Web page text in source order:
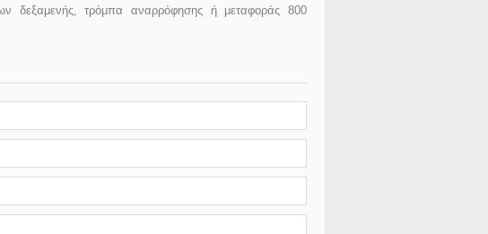
δεξαμενής, τρόμπα αναρρόφησης ή μεταφοράς 800